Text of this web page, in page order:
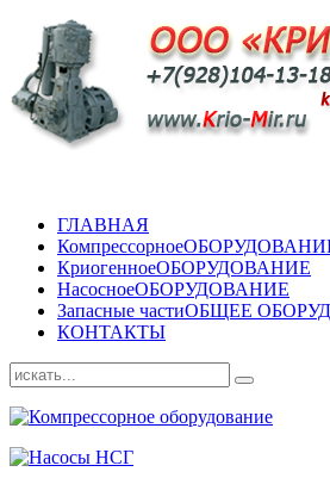
ГЛАВНАЯ
Компрессорное
КриогенноеОБОРУДОВАНИЕ
НасосноеОБОРУДОВАНИЕ
Запасные частиОБЩЕЕ
КОНТАКТЫ